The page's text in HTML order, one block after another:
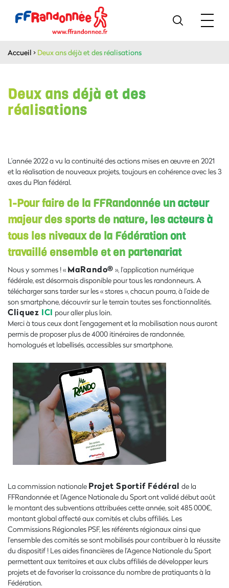
Accueil > Deux ans déjà et des réalisations
Deux ans déjà et des
réalisations
L’année 2022 a vu la continuité des actions mises en œuvre en 2021
et la réalisation de nouveaux projets, toujours en cohérence avec les 3
axes du Plan fédéral.
1-Pour faire de la FFRandonnée un acteur
majeur des sports de nature, les acteurs à
tous les niveaux de la Fédération ont
travaillé ensemble et en partenariat
Nous y sommes ! « MaRando® », l’application numérique
fédérale, est désormais disponible pour tous les randonneurs. A
télécharger sans tarder sur les « stores », chacun pourra, à l’aide de
son smartphone, découvrir sur le terrain toutes ses fonctionnalités.
Cliquez ICI pour aller plus loin.
Merci à tous ceux dont l’engagement et la mobilisation nous auront
permis de proposer plus de 4000 itinéraires de randonnée,
homologués et labellisés, accessibles sur smartphone.
La commission nationale Projet Sportif Fédéral de la
FFRandonnée et l’Agence Nationale du Sport ont validé début août
le montant des subventions attribuées cette année, soit 485 000€,
montant global affecté aux comités et clubs affiliés. Les
Commissions Régionales PSF, les référents régionaux ainsi que
l’ensemble des comités se sont mobilisés pour contribuer à la réussite
du dispositif ! Les aides financières de l’Agence Nationale du Sport
permettent aux territoires et aux clubs affiliés de développer leurs
projets et de favoriser la croissance du nombre de pratiquants à la
Fédération.